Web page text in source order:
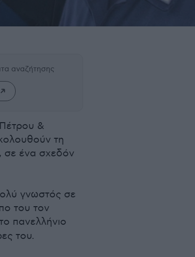
αναζήτησης
&
τη
σε ένα σχεδόν
γνωστός σε
του τον
πανελλήνιο
του.